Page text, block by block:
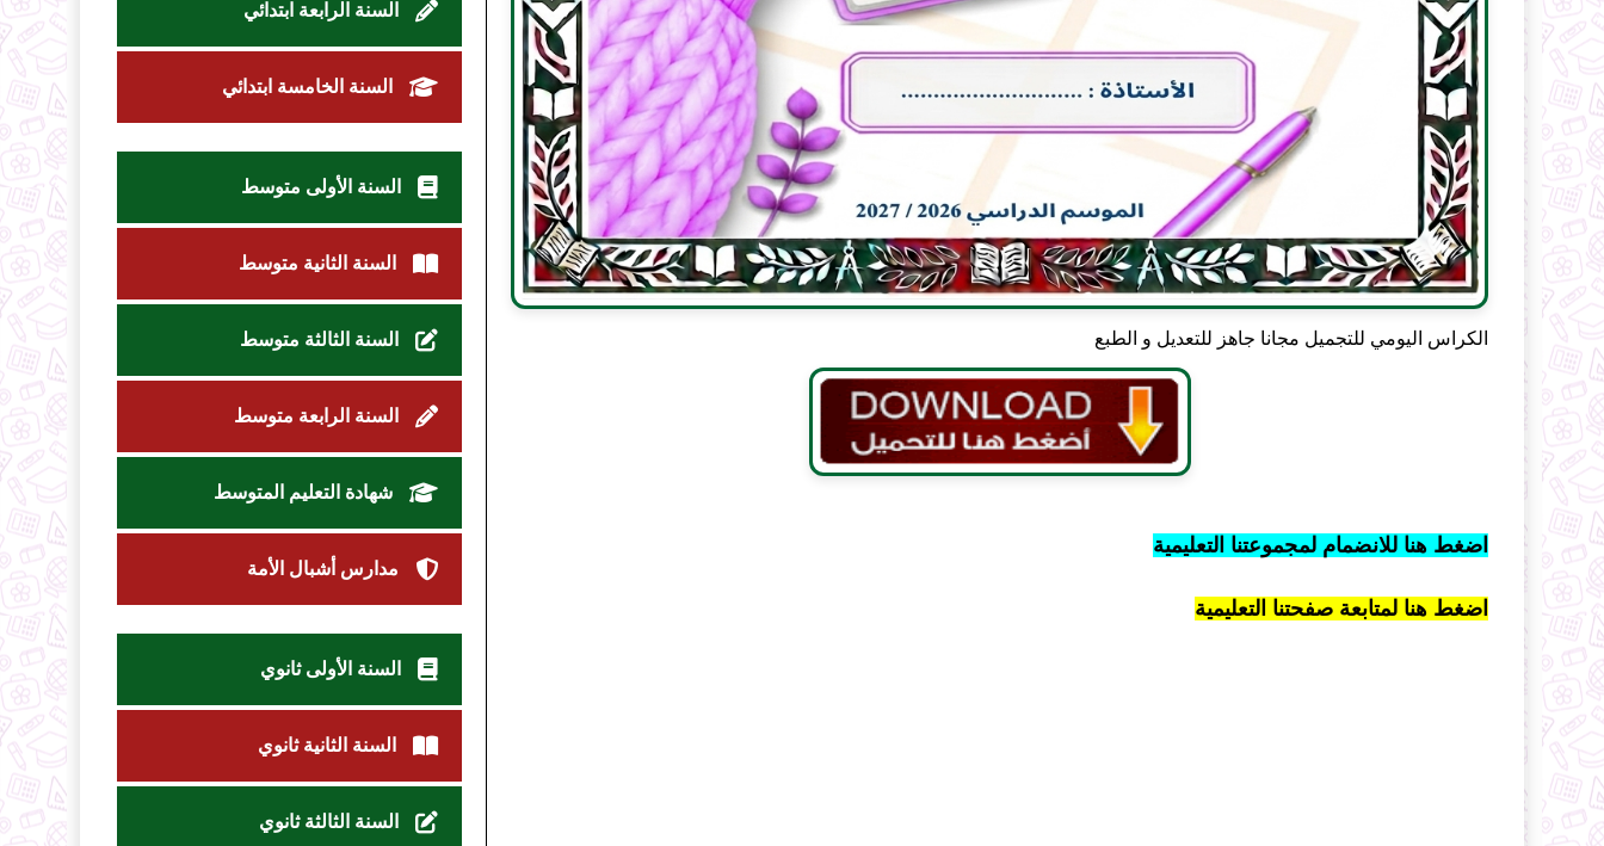
الكراس اليومي للتجميل مجانا جاهز للتعديل و الطبع
اضغط هنا للانضمام لمجموعتنا التعليمية
اضغط هنا لمتابعة صفحتنا التعليمية
السنة الرابعة ابتدائي
السنة الخامسة ابتدائي
السنة الأولى متوسط
السنة الثانية متوسط
السنة الثالثة متوسط
السنة الرابعة متوسط
شهادة التعليم المتوسط
مدارس أشبال الأمة
السنة الأولى ثانوي
السنة الثانية ثانوي
السنة الثالثة ثانوي